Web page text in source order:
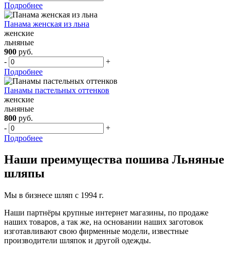
Подробнее
Панама женская из льна
женские
льняные
900 руб.
-
+
Подробнее
Панамы пастельных оттенков
женские
льняные
800 руб.
-
+
Подробнее
Наши преимущества пошива Льняные
шляпы
Мы в бизнесе шляп с 1994 г.
Наши партнёры крупные интернет магазины, по продаже
наших товаров, а так же, на основании наших заготовок
изготавливают свою фирменные модели, известные
производители шляпок и другой одежды.